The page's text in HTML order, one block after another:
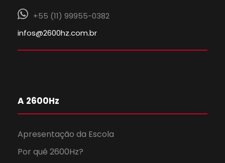
+55 (11) 99955-0382
infos@2600hz.com.br
A 2600Hz
Apresentação da Escola
Por quê 2600Hz?